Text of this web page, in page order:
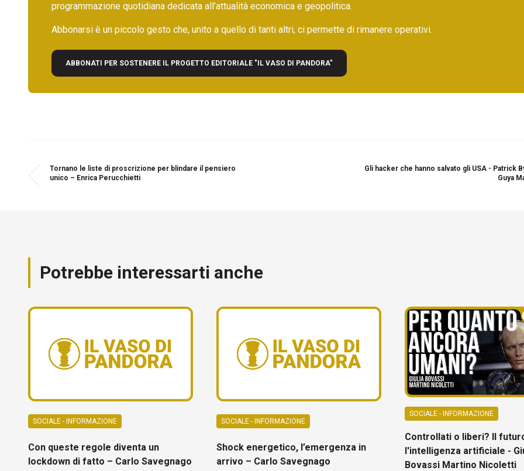
programmazione quotidiana dedicata all’attualità economica e geopolitica.
Abbonarsi è un piccolo gesto che, unito a quello di tanti altri, ci permette di rimanere operativi.
ABBONATI PER SOSTENERE IL PROGETTO EDITORIALE "IL VASO DI PANDORA"
Tornano le liste di proscrizione per blindare il pensiero
unico – Enrica Perucchietti
Gli hacker che hanno salvato gli USA - Patrick
Guya
Potrebbe interessarti anche
SOCIALE - INFORMAZIONE
Con queste regole diventa un
lockdown di fatto – Carlo Savegnago
SOCIALE - INFORMAZIONE
Shock energetico, l’emergenza in
arrivo – Carlo Savegnago
SOCIALE - INFORMAZIONE
Controllati o liberi? Il
l'intelligenza artificiale -
Bovassi Martino Nicoletti